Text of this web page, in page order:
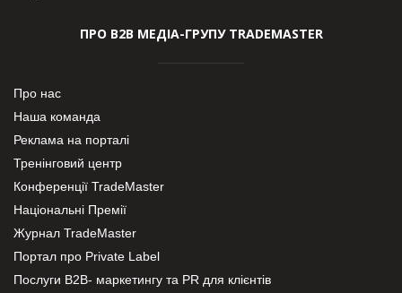
ПРО В2В МЕДІА-ГРУПУ TRADEMASTER
Про нас
Наша команда
Реклама на порталі
Тренінговий центр
Конференції TradeMaster
Національні Премії
Журнал TradeMaster
Портал про Private Label
Послуги В2В- маркетингу та PR для клієнтів